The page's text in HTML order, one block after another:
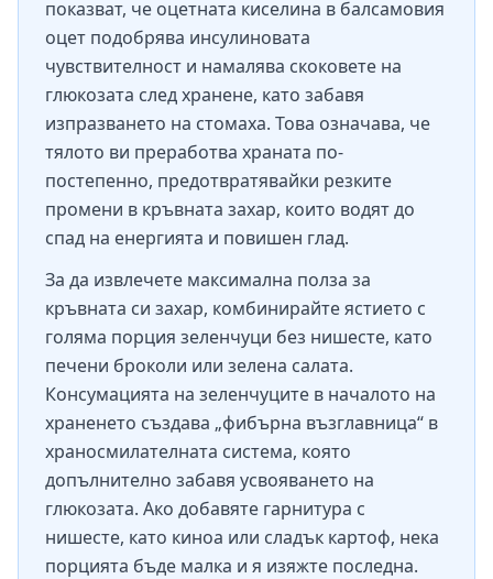
показват, че оцетната киселина в балсамовия
оцет подобрява инсулиновата
чувствителност и намалява скоковете на
глюкозата след хранене, като забавя
изпразването на стомаха. Това означава, че
тялото ви преработва храната по-
постепенно, предотвратявайки резките
промени в кръвната захар, които водят до
спад на енергията и повишен глад.
За да извлечете максимална полза за
кръвната си захар, комбинирайте ястието с
голяма порция зеленчуци без нишесте, като
печени броколи или зелена салата.
Консумацията на зеленчуците в началото на
храненето създава „фибърна възглавница“ в
храносмилателната система, която
допълнително забавя усвояването на
глюкозата. Ако добавяте гарнитура с
нишесте, като киноа или сладък картоф, нека
порцията бъде малка и я изяжте последна.